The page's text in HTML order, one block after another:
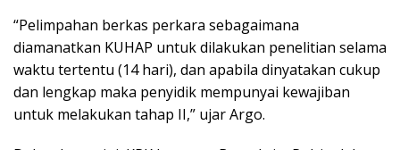
“Pelimpahan berkas perkara sebagaimana
diamanatkan KUHAP untuk dilakukan penelitian selama
waktu tertentu (14 hari), dan apabila dinyatakan cukup
dan lengkap maka penyidik mempunyai kewajiban
untuk melakukan tahap II,” ujar Argo.